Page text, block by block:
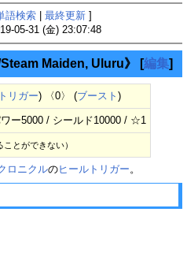
語検索| 最終更新]
05-31 (金) 23:07:48
Maiden, Uluru》 [編集]
リガー) 〈0〉 (ブースト )
ー5000 / シールド10000 / ☆1
とができない）
ロニクルのヒールトリガー。